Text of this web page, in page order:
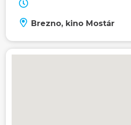
Brezno, kino Mostár